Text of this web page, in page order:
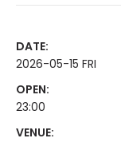
DATE:
2026-05-15 FRI
OPEN:
23:00
VENUE: